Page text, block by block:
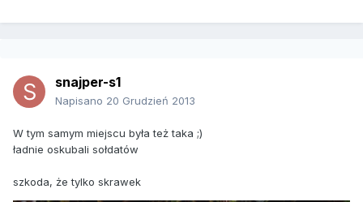
snajper-s1
Napisano 20 Grudzień 2013
W tym samym miejscu była też taka ;)
ładnie oskubali sołdatów
szkoda, że tylko skrawek